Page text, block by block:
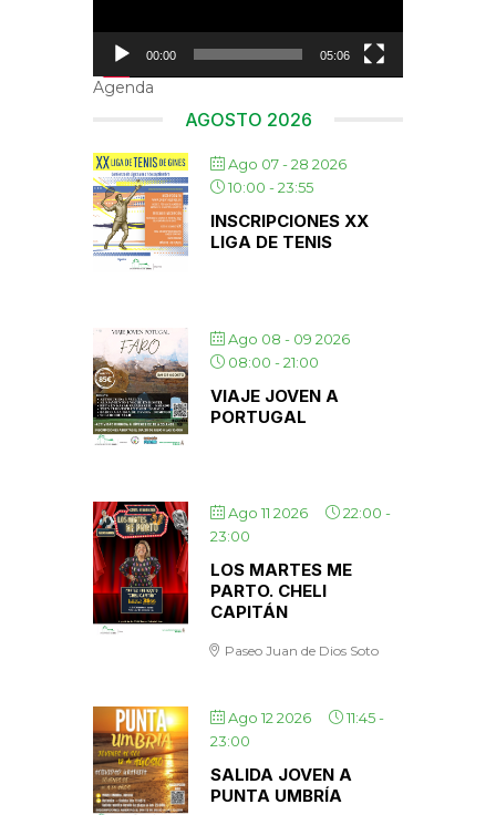
00:00 05:06
Agenda
AGOSTO 2026
Ago 07 - 28 2026
10:00 -23:55
INSCRIPCIONES XX
LIGA DE TENIS
Ago 08 - 09 2026
08:00 -21:00
VIAJE JOVEN A
PORTUGAL
Ago 11 2026 22:00 -
23:00
LOS MARTES ME
PARTO. CHELI
CAPITÁN
Paseo Juan de Dios Soto
Ago 12 2026 11:45-
23:00
SALIDA JOVEN A
PUNTA UMBRÍA